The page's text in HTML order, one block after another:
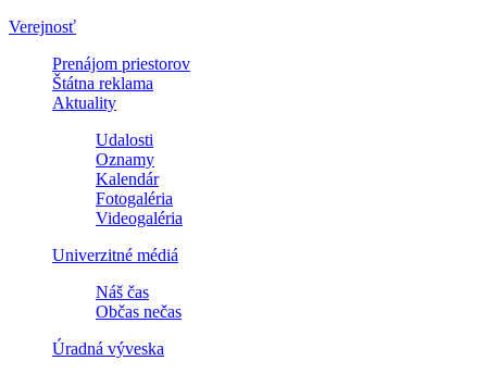
Verejnosť
Prenájom priestorov
Štátna reklama
Aktuality
Udalosti
Oznamy
Kalendár
Fotogaléria
Videogaléria
Univerzitné médiá
Náš čas
Občas nečas
Úradná výveska